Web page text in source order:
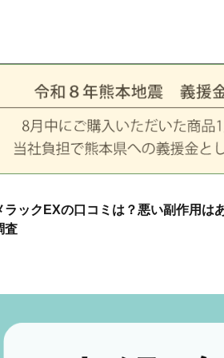
ラックEXの口コミは？悪い副作用は
査